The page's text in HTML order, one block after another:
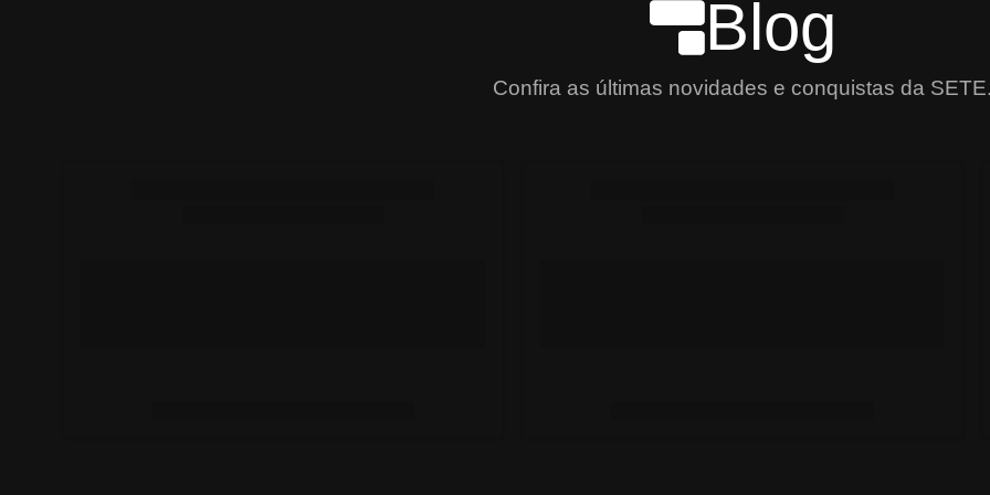
Blog
Confira as últimas novidades e conquistas da